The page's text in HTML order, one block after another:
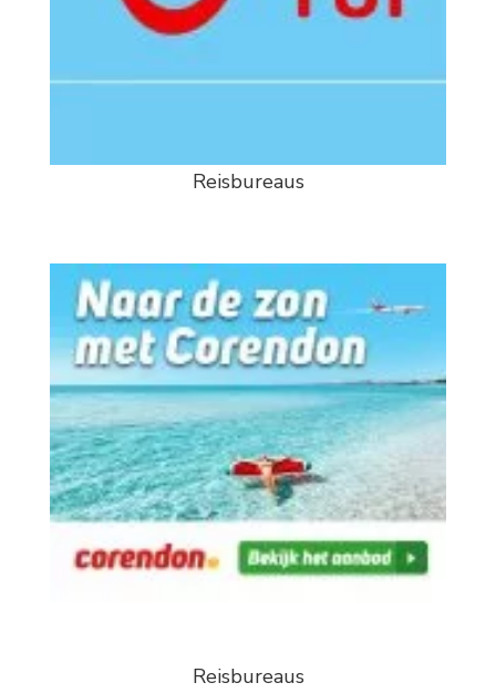
Reisbureaus
Reisbureaus